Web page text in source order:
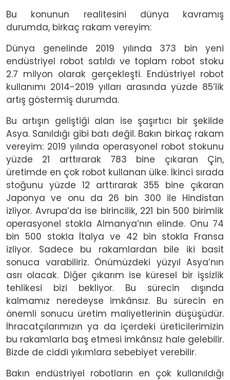
Bu konunun realitesini dünya kavramış
durumda, birkaç rakam vereyim:
Dünya genelinde 2019 yılında 373 bin yeni
endüstriyel robot satıldı ve toplam robot stoku
2.7 milyon olarak gerçekleşti. Endüstriyel robot
kullanımı 2014-2019 yılları arasında yüzde 85’lik
artış göstermiş durumda.
Bu artışın geliştiği alan ise şaşırtıcı bir şekilde
Asya. Sanıldığı gibi batı değil. Bakın birkaç rakam
vereyim: 2019 yılında operasyonel robot stokunu
yüzde 21 arttırarak 783 bine çıkaran Çin,
üretimde en çok robot kullanan ülke. İkinci sırada
stoğunu yüzde 12 arttırarak 355 bine çıkaran
Japonya ve onu da 26 bin 300 ile Hindistan
izliyor. Avrupa’da ise birincilik, 221 bin 500 birimlik
operasyonel stokla Almanya’nın elinde. Onu 74
bin 500 stokla İtalya ve 42 bin stokla Fransa
izliyor. Sadece bu rakamlardan bile iki basit
sonuca varabiliriz. Önümüzdeki yüzyıl Asya’nın
asrı olacak. Diğer çıkarım ise küresel bir işsizlik
tehlikesi bizi bekliyor. Bu sürecin dışında
kalmamız neredeyse imkânsız. Bu sürecin en
önemli sonucu üretim maliyetlerinin düşüşüdür.
İhracatçılarımızın ya da içerdeki üreticilerimizin
bu rakamlarla baş etmesi imkânsız hale gelebilir.
Bizde de ciddi yıkımlara sebebiyet verebilir.
Bakın endüstriyel robotların en çok kullanıldığı